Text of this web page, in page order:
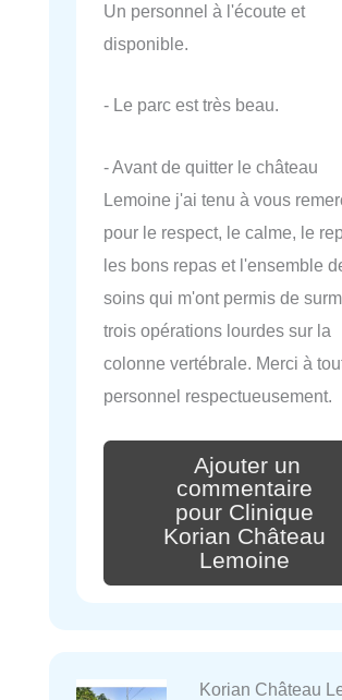
Un personnel à l'écoute et
disponible.
- Le parc est très beau.
- Avant de quitter le château
Lemoine j'ai tenu à vous
pour le respect, le calme, le
les bons repas et l'ensemble
soins qui m'ont permis de
trois opérations lourdes sur la
colonne vertébrale. Merci à
personnel respectueusement.
Ajouter un
commentaire
pour Clinique
Korian Château
Lemoine
Korian Château